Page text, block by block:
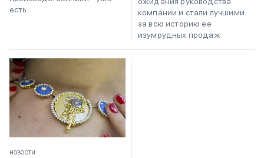
есть.
компании и стали лучшими
за всю историю ее
изумрудных продаж
НОВОСТИ